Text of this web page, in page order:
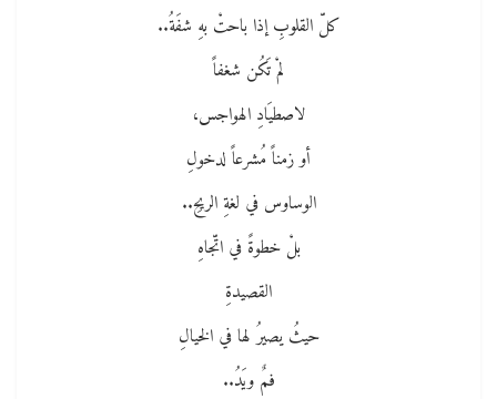
كلّ القلوبِ إذا باحتْ بهِ شفَةُ..
لمْ تَكُن شغفاً
لاصطيَادِ الهواجس،
أو زمناً مُشرعاً لدخولِ
الوساوس في لغةِ الريحِ..
بلْ خطوةً في اتّجاهِ
القصيدةِ
حيثُ يصيرُ لها في الخيالِ
فمٌ ويَدُ..